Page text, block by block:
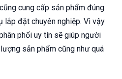
cung cấp sản phẩm đúng
lắp đặt chuyên nghiệp. Vì vậy
phối uy tín sẽ giúp người
sản phẩm cũng như quá